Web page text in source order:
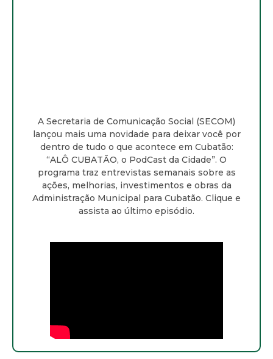
A Secretaria de Comunicação Social (SECOM)
lançou mais uma novidade para deixar você por
dentro de tudo o que acontece em Cubatão:
“ALÔ CUBATÃO, o PodCast da Cidade”. O
programa traz entrevistas semanais sobre as
ações, melhorias, investimentos e obras da
Administração Municipal para Cubatão. Clique e
assista ao último episódio.